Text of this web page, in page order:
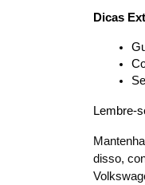
Dicas
Lembre-
disso,